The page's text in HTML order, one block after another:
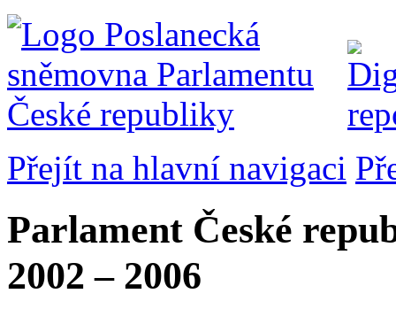
Přejít na hlavní navigaci
Parlament České
2002 – 2006